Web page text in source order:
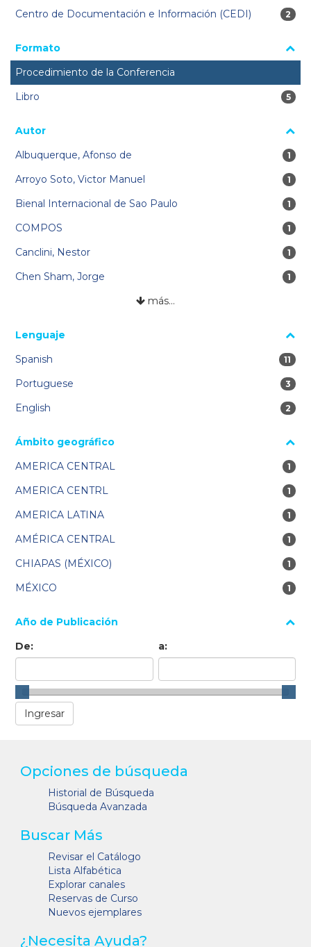
Centro de Documentación e Información (CEDI) 2
2
Formato
Procedimiento de la Conferencia
Libro
5
5
Autor
Albuquerque, Afonso de
1
1
Arroyo Soto, Victor Manuel 1
1
Bienal Internacional de Sao Paulo 1
1
COMPOS 1
1
Canclini, Nestor 1
1
Chen Sham, Jorge 1
1
más…
Lenguaje
Spanish
11
11
Portuguese 3
3
English 2
2
Ámbito geográfico
AMERICA CENTRAL
1
1
AMERICA CENTRL 1
1
AMERICA LATINA 1
1
AMÉRICA CENTRAL 1
1
CHIAPAS (MÉXICO) 1
1
MÉXICO 1
1
Año de Publicación
De:
a:
Opciones de búsqueda
Historial de Búsqueda
Búsqueda Avanzada
Buscar Más
Revisar el Catálogo
Lista Alfabética
Explorar canales
Reservas de Curso
Nuevos ejemplares
¿Necesita Ayuda?